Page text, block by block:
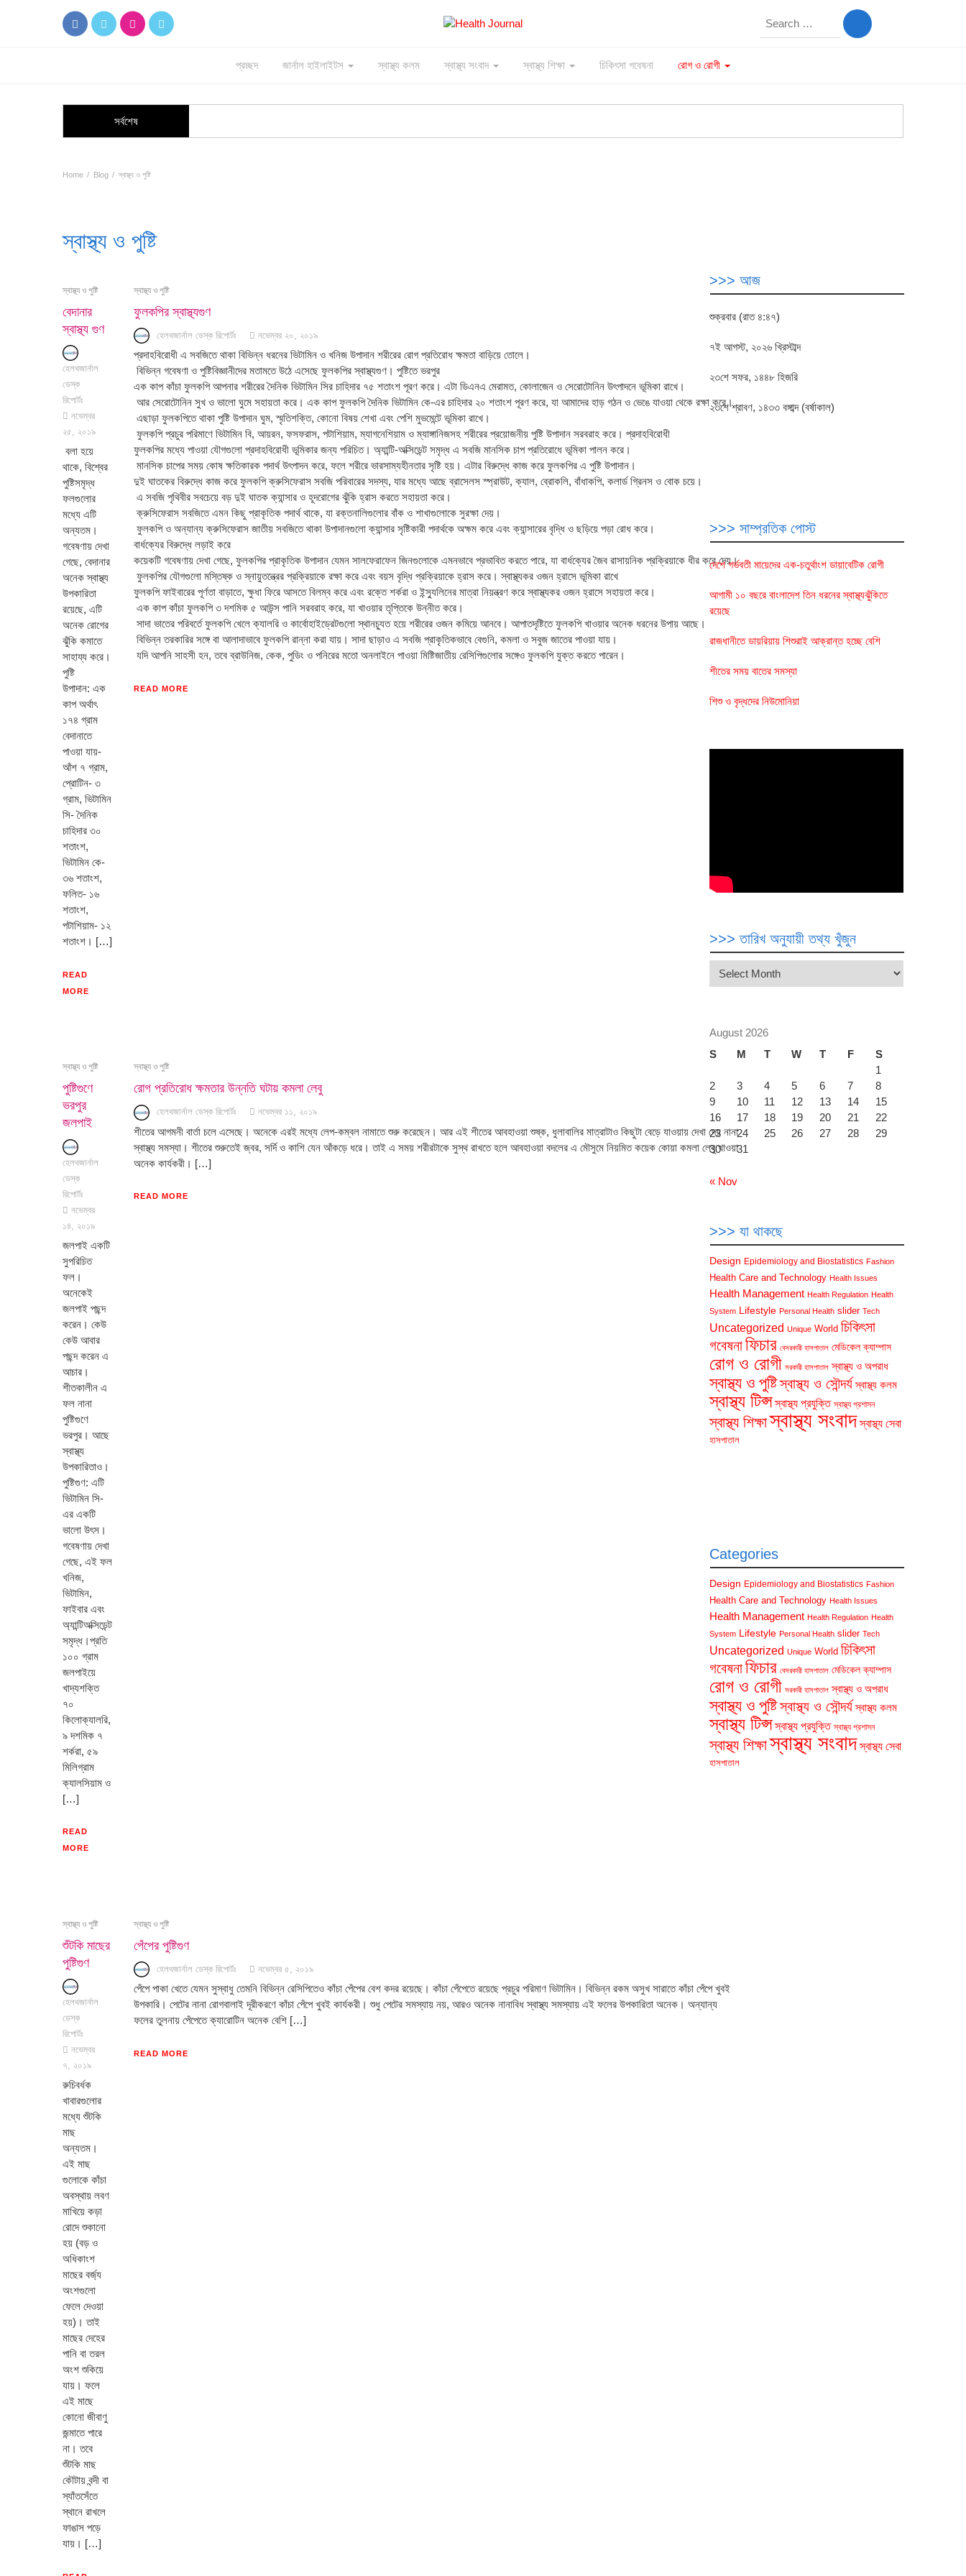
প্রচ্ছদ জার্নাল হাইলাইটস স্বাস্থ্য কলম স্বাস্থ্য সংবাদ স্বাস্থ্য শিক্ষা চিকিৎসা গবেষনা রোগ ও রোগী
সর্বশেষ
Home Blog স্বাস্থ্য ও পুষ্টি
স্বাস্থ্য ও পুষ্টি
স্বাস্থ্য ও পুষ্টি
বেদানার
স্বাস্থ্য গুণ
হেলথজার্নাল
ডেস্ক
রিপোর্টঃ
নভেম্বর
২৫, ২০১৯
বলা হয়ে
থাকে, বিশ্বের
পুষ্টিসমৃদ্ধ
ফলগুলোর
মধ্যে এটি
অন্যতম।
গবেষণায় দেখা
গেছে, বেদানার
অনেক স্বাস্থ্য
উপকারিতা
রয়েছে, এটি
অনেক রোগের
ঝুঁকি কমাতে
সাহায্য করে।
পুষ্টি
উপাদান: এক
কাপ অর্থাৎ
১৭৪ গ্রাম
বেদানাতে
পাওয়া যায়-
আঁশ ৭ গ্রাম,
প্রোটিন- ৩
গ্রাম, ভিটামিন
সি- দৈনিক
চাহিদার ৩০
শতাংশ,
ভিটামিন কে-
৩৬ শতাংশ,
ফলিত- ১৬
শতাংশ,
পটাশিয়াম- ১২
শতাংশ। […]
READ
MORE
স্বাস্থ্য ও পুষ্টি
ফুলকপির স্বাস্থ্যগুণ
হেলথজার্নাল ডেস্ক রিপোর্টঃ নভেম্বর ২০, ২০১৯
প্রদাহবিরোধী এ সবজিতে থাকা বিভিন্ন ধরনের ভিটামিন ও খনিজ উপাদান শরীরের রোগ প্রতিরোধ ক্ষমতা বাড়িয়ে তোলে।
বিভিন্ন গবেষণা ও পুষ্টিবিজ্ঞানীদের মতামতে উঠে এসেছে ফুলকপির স্বাস্থ্যগুণ। পুষ্টিতে ভরপুর
এক কাপ কাঁচা ফুলকপি আপনার শরীরের দৈনিক ভিটামিন সির চাহিদার ৭৫ শতাংশ পূরণ করে। এটা ডিএনএ মেরামত, কোলাজেন ও সেরোটোনিন উৎপাদনে ভূমিকা রাখে।
আর সেরোটোনিন সুখ ও ভালো ঘুমে সহায়তা করে। এক কাপ ফুলকপি দৈনিক ভিটামিন কে-এর চাহিদার ২০ শতাংশ পূরণ করে, যা আমাদের হাড় গঠন ও ভেঙে যাওয়া থেকে রক্ষা করে।
এছাড়া ফুলকপিতে থাকা পুষ্টি উপাদান ঘুম, স্মৃতিশক্তি, কোনো বিষয় শেখা এবং পেশি মুভমেন্টে ভূমিকা রাখে।
ফুলকপি প্রচুর পরিমাণে ভিটামিন বি, আয়রন, ফসফরাস, পটাশিয়াম, ম্যাগনেশিয়াম ও ম্যাঙ্গানিজসহ শরীরের প্রয়োজনীয় পুষ্টি উপাদান সরবরাহ করে। প্রদাহবিরোধী
ফুলকপির মধ্যে পাওয়া যৌগগুলো প্রদাহবিরোধী ভূমিকার জন্য পরিচিত। অ্যান্টি-অক্সিডেন্ট সমৃদ্ধ এ সবজি মানসিক চাপ প্রতিরোধে ভূমিকা পালন করে।
মানসিক চাপের সময় কোষ ক্ষতিকারক পদার্থ উৎপাদন করে, ফলে শরীরে ভারসাম্যহীনতার সৃষ্টি হয়। এটার বিরুদ্ধে কাজ করে ফুলকপির এ পুষ্টি উপাদান।
দুই ঘাতকের বিরুদ্ধে কাজ করে ফুলকপি ক্রুসিফেরাস সবজি পরিবারের সদস্য, যার মধ্যে আছে ব্রাসেলস স্প্রাউট, ক্যাল, ব্রোকলি, বাঁধাকপি, কলার্ড গ্রিনস ও বোক চয়ে।
এ সবজি পৃথিবীর সবচেয়ে বড় দুই ঘাতক ক্যান্সার ও হূদরোগের ঝুঁকি হ্রাস করতে সহায়তা করে।
ক্রুসিফেরাস সবজিতে এমন কিছু প্রাকৃতিক পদার্থ থাকে, যা রক্তনালিগুলোর বাঁক ও শাখাগুলোকে সুরক্ষা দেয়।
ফুলকপি ও অন্যান্য ক্রুসিফেরাস জাতীয় সবজিতে থাকা উপাদানগুলো ক্যান্সার সৃষ্টিকারী পদার্থকে অক্ষম করে এবং ক্যান্সারের বৃদ্ধি ও ছড়িয়ে পড়া রোধ করে।
বার্ধক্যের বিরুদ্ধে লড়াই করে
কয়েকটি গবেষণায় দেখা গেছে, ফুলকপির প্রাকৃতিক উপাদান যেমন সালফেরাফেন জিনগুলোকে এমনভাবে প্রভাবিত করতে পারে, যা বার্ধক্যের জৈব রাসায়নিক প্রক্রিয়াকে ধীর করে দেয়।
ফুলকপির যৌগগুলো মস্তিষ্ক ও স্নায়ুতন্ত্রের প্রক্রিয়াকে রক্ষা করে এবং বয়স বৃদ্ধি প্রক্রিয়াকে হ্রাস করে। স্বাস্থ্যকর ওজন হ্রাসে ভূমিকা রাখে
ফুলকপি ফাইবারের পূর্ণতা বাড়াতে, ক্ষুধা ফিরে আসতে বিলম্ব করে এবং রক্তে শর্করা ও ইন্স্যুলিনের মাত্রা নিয়ন্ত্রণ করে স্বাস্থ্যকর ওজন হ্রাসে সহায়তা করে।
এক কাপ কাঁচা ফুলকপি ৩ দশমিক ৫ আউন্স পানি সরবরাহ করে, যা খাওয়ার তৃপ্তিকে উন্নীত করে।
সাদা ভাতের পরিবর্তে ফুলকপি খেলে ক্যালরি ও কার্বোহাইড্রেটগুলো স্থানচ্যুত হয়ে শরীরের ওজন কমিয়ে আনবে। আপাতদৃষ্টিতে ফুলকপি খাওয়ার অনেক ধরনের উপায় আছে।
বিভিন্ন তরকারির সঙ্গে বা আলাদাভাবে ফুলকপি রান্না করা যায়। সাদা ছাড়াও এ সবজি প্রাকৃতিকভাবে বেগুনি, কমলা ও সবুজ জাতের পাওয়া যায়।
যদি আপনি সাহসী হন, তবে ব্রাউনিজ, কেক, পুডিং ও পনিরের মতো অনলাইনে পাওয়া মিষ্টিজাতীয় রেসিপিগুলোর সঙ্গেও ফুলকপি যুক্ত করতে পারেন।
READ MORE
স্বাস্থ্য ও পুষ্টি
পুষ্টিগুণে
ভরপুর
জলপাই
হেলথজার্নাল
ডেস্ক
রিপোর্টঃ
নভেম্বর
১৪, ২০১৯
জলপাই একটি
সুপরিচিত
ফল।
অনেকেই
জলপাই পছন্দ
করেন। কেউ
কেউ আবার
পছন্দ করেন এ
আচার।
শীতকালীন এ
ফল নানা
পুষ্টিগুণে
ভরপুর। আছে
স্বাস্থ্য
উপকারিতাও।
পুষ্টিগুণ: এটি
ভিটামিন সি-
এর একটি
ভালো উৎস।
গবেষণায় দেখা
গেছে, এই ফল
খনিজ,
ভিটামিন,
ফাইবার এবং
অ্যান্টিঅক্সিডেন্ট
সমৃদ্ধ।প্রতি
১০০ গ্রাম
জলপাইয়ে
খাদ্যশক্তি
৭০
কিলোক্যালরি,
৯ দশমিক ৭
শর্করা, ৫৯
মিলিগ্রাম
ক্যালসিয়াম ও
[…]
READ
MORE
স্বাস্থ্য ও পুষ্টি
রোগ প্রতিরোধ ক্ষমতার উন্নতি ঘটায় কমলা লেবু
হেলথজার্নাল ডেস্ক রিপোর্টঃ নভেম্বর ১১, ২০১৯
শীতের আগমনী বার্তা চলে এসেছে। অনেকে এরই মধ্যে লেপ-কম্বল নামাতে শুরু করেছেন। আর এই শীতের আবহাওয়া শুষ্ক, ধুলাবালির মাত্রাটাও কিছুটা বেড়ে যাওয়ায় দেখা দেয় নানা
স্বাস্থ্য সমস্যা। শীতের শুরুতেই জ্বর, সর্দি ও কাশি যেন আঁকড়ে ধরে। তাই এ সময় শরীরটাকে সুস্থ রাখতে হলে আবহাওয়া বদলের এ মৌসুমে নিয়মিত কয়েক কোয়া কমলা লেবু খাওয়া
অনেক কার্যকরী। […]
READ MORE
স্বাস্থ্য ও পুষ্টি
শুঁটকি মাছের
পুষ্টিগুণ
হেলথজার্নাল
ডেস্ক
রিপোর্টঃ
নভেম্বর
৭, ২০১৯
রুচিবর্ধক
খাবারগুলোর
মধ্যে শুঁটকি
মাছ
অন্যতম।
এই মাছ
গুলোকে কাঁচা
অবস্থায় লবণ
মাখিয়ে কড়া
রোদে শুকানো
হয় (বড় ও
অধিকাংশ
মাছের বর্জ্য
অংশগুলো
ফেলে দেওয়া
হয়)। তাই
মাছের দেহের
পানি বা তরল
অংশ শুকিয়ে
যায়। ফলে
এই মাছে
কোনো জীবাণু
জন্মাতে পারে
না। তবে
শুঁটকি মাছ
কৌটায় বন্দী বা
স্যাঁতসেঁতে
স্থানে রাখলে
ফাঙাস পড়ে
যায়। […]
স্বাস্থ্য ও পুষ্টি
পেঁপের পুষ্টিগুণ
হেলথজার্নাল ডেস্ক রিপোর্টঃ নভেম্বর ৫, ২০১৯
পেঁপে পাকা খেতে যেমন সুস্বাধু তেমনি বিভিন্ন রেসিপিতেও কাঁচা পেঁপের বেশ কদর রয়েছে। কাঁচা পেঁপেতে রয়েছে প্রচুর পরিমাণ ভিটামিন। বিভিন্ন রকম অসুখ সারাতে কাঁচা পেঁপে খুবই
উপকারি। পেটের নানা রোগবালাই দূরীকরণে কাঁচা পেঁপে খুবই কার্যকরী। শুধু পেটের সমস্যায় নয়, আরও অনেক নানাবিধ স্বাস্থ্য সমস্যায় এই ফলের উপকারিতা অনেক। অন্যান্য
ফলের তুলনায় পেঁপেতে ক্যারোটিন অনেক বেশি […]
READ MORE
>>> আজ
শুক্রবার (রাত ৪:৪৭)
৭ই আগস্ট, ২০২৬ খ্রিস্টাব্দ
২৩শে সফর, ১৪৪৮ হিজরি
২৩শে শ্রাবণ, ১৪৩৩ বঙ্গাব্দ (বর্ষাকাল)
>>> সাম্প্রতিক পোস্ট
দেশে গর্ভবতী মায়েদের এক-চতুর্থাংশ ডায়াবেটিক রোগী
আগামী ১০ বছরে বাংলাদেশ তিন ধরনের স্বাস্থ্যঝুঁকিতে
রয়েছে
রাজধানীতে ডায়রিয়ায় শিশুরাই আক্রান্ত হচ্ছে বেশি
শীতের সময় বাতের সমস্যা
শিশু ও বৃদ্ধদের নিউমোনিয়া
>>> তারিখ অনুযায়ী তথ্য খুঁজুন
>>>
খুঁজুন
August 2026
S
M T W T F
S
1
2
3 4 5 6 7
8
9
10 11 12 13 14
15
16
17 18 19 20 21
22
23
24 25 26 27 28
29
30
31
« Nov
>>> যা থাকছে
Design Epidemiology and Biostatistics Fashion
Health Care and Technology Health Issues
Health Management Health Regulation Health
System Lifestyle Personal Health slider Tech
Uncategorized Unique World চিকিৎসা
গবেষনাফিচার বেসরকারী হাসপাতাল মেডিকেল ক্যাম্পাস
রোগ ও রোগী সরকারী হাসপাতাল স্বাস্থ্য ও অপরাধ
স্বাস্থ্য ও পুষ্টিস্বাস্থ্য ও সৌন্দর্য স্বাস্থ্য কলম
স্বাস্থ্য টিপ্স স্বাস্থ্য প্রযুক্তি স্বাস্থ্য প্রশাসন
স্বাস্থ্য শিক্ষাস্বাস্থ্য সংবাদ স্বাস্থ্য সেবা
হাসপাতাল
Categories
Design Epidemiology and Biostatistics Fashion
Health Care and Technology Health Issues
Health Management Health Regulation Health
System Lifestyle Personal Health slider Tech
Uncategorized Unique World চিকিৎসা
গবেষনাফিচার বেসরকারী হাসপাতাল মেডিকেল ক্যাম্পাস
রোগ ও রোগী সরকারী হাসপাতাল স্বাস্থ্য ও অপরাধ
স্বাস্থ্য ও পুষ্টিস্বাস্থ্য ও সৌন্দর্য স্বাস্থ্য কলম
স্বাস্থ্য টিপ্স স্বাস্থ্য প্রযুক্তি স্বাস্থ্য প্রশাসন
স্বাস্থ্য শিক্ষাস্বাস্থ্য সংবাদ স্বাস্থ্য সেবা
হাসপাতাল